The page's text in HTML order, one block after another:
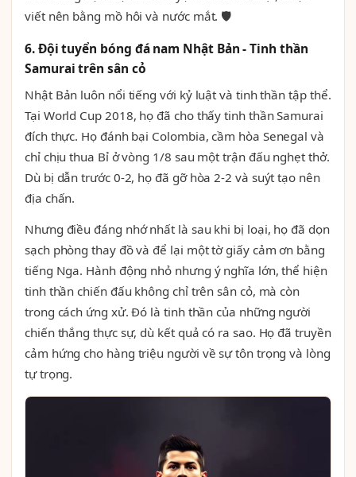
viết nên bằng mồ hôi và nước mắt. 🛡️
6. Đội tuyển bóng đá nam Nhật Bản - Tinh thần
Samurai trên sân cỏ
Nhật Bản luôn nổi tiếng với kỷ luật và tinh thần tập thể.
Tại World Cup 2018, họ đã cho thấy tinh thần Samurai
đích thực. Họ đánh bại Colombia, cầm hòa Senegal và
chỉ chịu thua Bỉ ở vòng 1/8 sau một trận đấu nghẹt thở.
Dù bị dẫn trước 0-2, họ đã gỡ hòa 2-2 và suýt tạo nên
địa chấn.
Nhưng điều đáng nhớ nhất là sau khi bị loại, họ đã dọn
sạch phòng thay đồ và để lại một tờ giấy cảm ơn bằng
tiếng Nga. Hành động nhỏ nhưng ý nghĩa lớn, thể hiện
tinh thần chiến đấu không chỉ trên sân cỏ, mà còn
trong cách ứng xử. Đó là tinh thần của những người
chiến thắng thực sự, dù kết quả có ra sao. Họ đã truyền
cảm hứng cho hàng triệu người về sự tôn trọng và lòng
tự trọng.